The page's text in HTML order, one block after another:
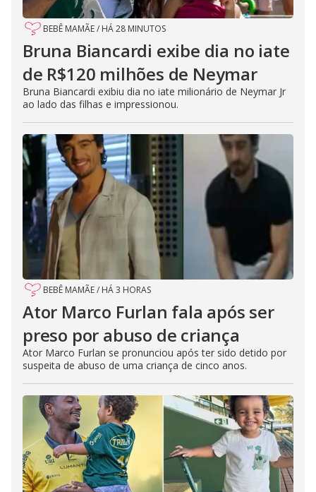
BEBÊ MAMÃE/ HÁ 28 MINUTOS
Bruna Biancardi exibe dia no iate
de R$120 milhões de Neymar
Bruna Biancardi exibiu dia no iate milionário de Neymar Jr
ao lado das filhas e impressionou.
BEBÊ MAMÃE/ HÁ 3 HORAS
Ator Marco Furlan fala após ser
preso por abuso de criança
Ator Marco Furlan se pronunciou após ter sido detido por
suspeita de abuso de uma criança de cinco anos.